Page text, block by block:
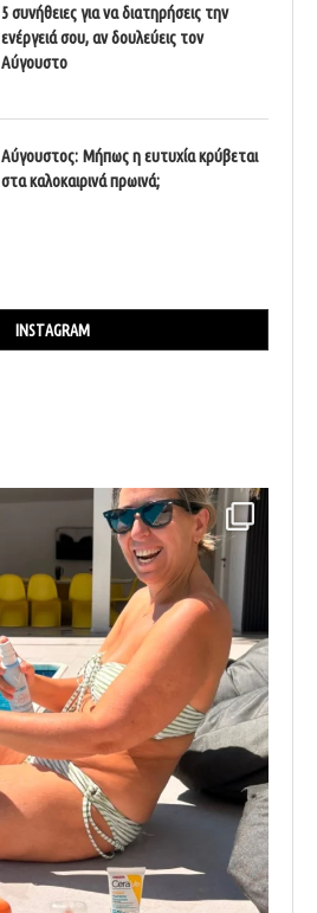
5 συνήθειες για να διατηρήσεις την
ενέργειά σου, αν δουλεύεις τον
Αύγουστο
Αύγουστος: Μήπως η ευτυχία κρύβεται
στα καλοκαιρινά πρωινά;
INSTAGRAM